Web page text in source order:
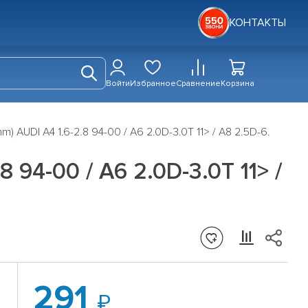
КОНТАКТЫ
ВойтиИзбранноеСравнениеКорзина
AUDI A4 1.6-2.8 94-00 / A6 2.0D-3.0T 11> / A8 2.5D-6.
94-00 / A6 2.0D-3.0T 11> /
291